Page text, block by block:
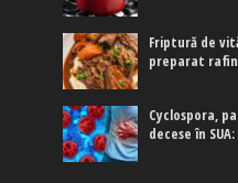
Friptură de
preparat
Cyclospora,
decese în